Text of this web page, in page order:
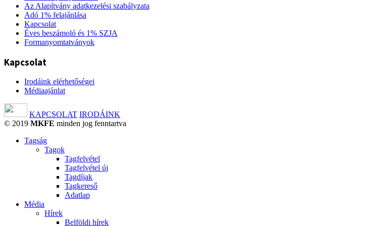
Az Alapítvány adatkezelési szabályzata
Adó 1% felajánlása
Kapcsolat
Éves beszámoló és 1% SZJA
Formanyomtatványok
Kapcsolat
Irodáink elérhetőségei
Médiaajánlat
KAPCSOLAT IRODÁINK
© 2019 MKFE minden jog fenntartva
Tagság
Tagok
Tagfelvétel
Tagfelvétel új
Tagdíjak
Tagkereső
Adatlap
Média
Hírek
Belföldi hírek